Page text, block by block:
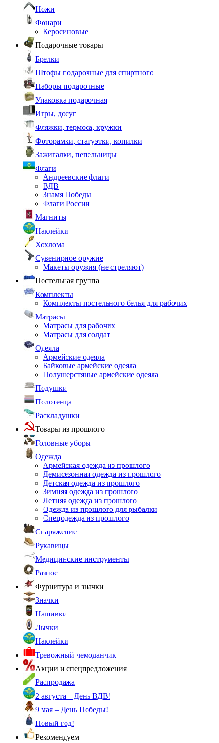
Ножи
Фонари
Керосиновые
Подарочные товары
Брелки
Штофы подарочные для спиртного
Наборы подарочные
Упаковка подарочная
Игры, досуг
Фляжки, термоса, кружки
Фоторамки, статуэтки, копилки
Зажигалки, пепельницы
Флаги
Андреевские флаги
ВДВ
Знамя Победы
Флаги России
Магниты
Наклейки
Хохлома
Сувенирное оружие
Макеты оружия (не стреляют)
Постельная группа
Комплекты
Комплекты постельного белья для рабочих
Матрасы
Матрасы для рабочих
Матрасы для солдат
Одеяла
Армейские одеяла
Байковые армейские одеяла
Полушерстяные армейские одеяла
Подушки
Полотенца
Раскладушки
Товары из прошлого
Головные уборы
Одежда
Армейская одежда из прошлого
Демисезонная одежда из прошлого
Детская одежда из прошлого
Зимняя одежда из прошлого
Летняя одежда из прошлого
Одежда из прошлого для рыбалки
Спецодежда из прошлого
Снаряжение
Рукавицы
Медицинские инструменты
Разное
Фурнитура и значки
Значки
Нашивки
Лычки
Наклейки
Тревожный чемоданчик
Акции и спецпредложения
Распродажа
2 августа – День ВДВ!
9 мая – День Победы!
Новый год!
Рекомендуем